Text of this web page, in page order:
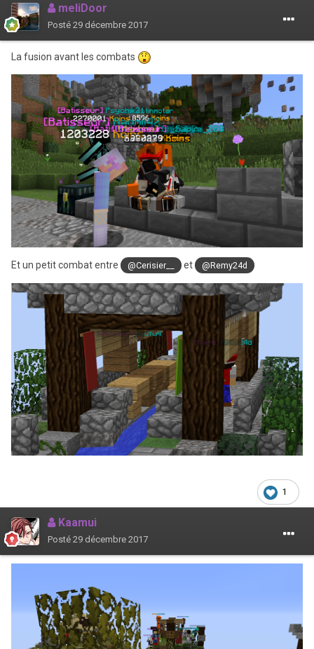
meliDoor
Posté 29 décembre 2017
La fusion avant les combats
Et un petit combat entre @Cerisier__ et @Remy24d
1
Kaamui
Posté 29 décembre 2017